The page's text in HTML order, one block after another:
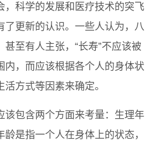
，科学的发展和医疗技术的突飞
了更新的认识。一些人认为，八
至有人主张，“长寿”不应该被
内，而应该根据各个人的身体状
方式等因素来确定。
该包含两个方面来考量：生理年
是指一个人在身体上的状态，